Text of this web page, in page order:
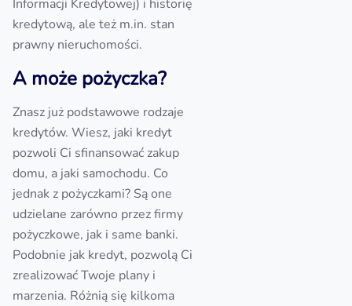
Informacji Kredytowej) i historię
kredytową, ale też m.in. stan
prawny nieruchomości.
A może pożyczka?
Znasz już podstawowe rodzaje
kredytów. Wiesz, jaki kredyt
pozwoli Ci sfinansować zakup
domu, a jaki samochodu. Co
jednak z pożyczkami? Są one
udzielane zarówno przez firmy
pożyczkowe, jak i same banki.
Podobnie jak kredyt, pozwolą Ci
zrealizować Twoje plany i
marzenia. Różnią się kilkoma